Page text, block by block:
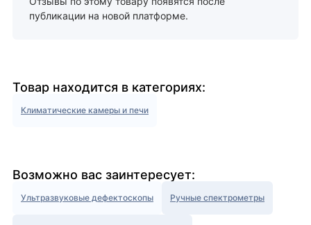
публикации на новой платформе.
Товар находится в категориях:
Климатические камеры и печи
Возможно вас заинтересует:
Ультразвуковые дефектоскопы Ручные спектрометры